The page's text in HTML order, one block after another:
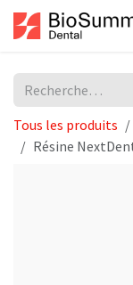
Se rendre au contenu
Tous les produits
Résine